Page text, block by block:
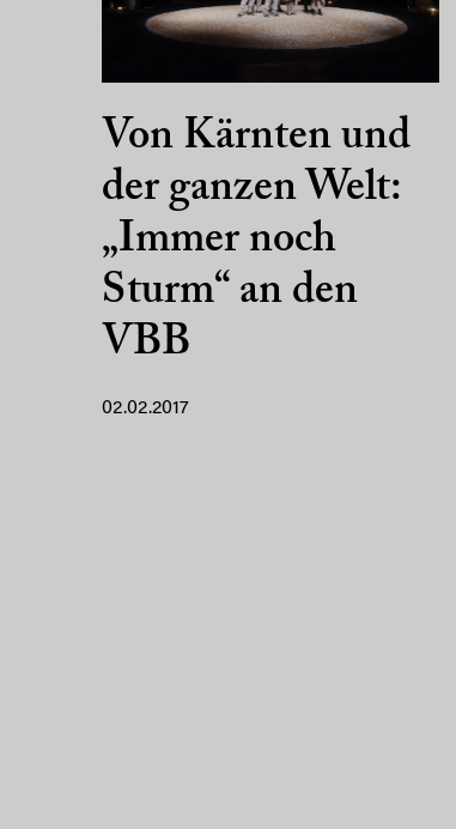
Von Kärnten und
der ganzen Welt:
„Immer noch
Sturm“ an den
VBB
02.02.2017